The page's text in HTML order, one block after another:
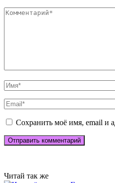
Сохранить моё имя, email и
Читай так же